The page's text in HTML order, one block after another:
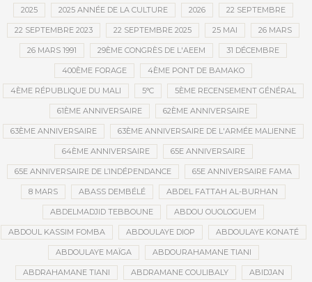
2025 2025 ANNÉE DE LA CULTURE 2026 22 SEPTEMBRE
22 SEPTEMBRE 2023 22 SEPTEMBRE 2025 25 MAI 26 MARS
26 MARS 1991 29ÈME CONGRÈS DE L'AEEM 31 DÉCEMBRE
400ÈME FORAGE 4ÈME PONT DE BAMAKO
4ÈME RÉPUBLIQUE DU MALI 5°C 5ÈME RECENSEMENT GÉNÉRAL
61ÈME ANNIVERSAIRE 62ÈME ANNIVERSAIRE
63ÈME ANNIVERSAIRE 63ÈME ANNIVERSAIRE DE L'ARMÉE MALIENNE
64ÈME ANNIVERSAIRE 65E ANNIVERSAIRE
65E ANNIVERSAIRE DE L’INDÉPENDANCE 65E ANNIVERSAIRE FAMA
8 MARS ABASS DEMBÉLÉ ABDEL FATTAH AL-BURHAN
ABDELMADJID TEBBOUNE ABDOU OUOLOGUEM
ABDOUL KASSIM FOMBA ABDOULAYE DIOP ABDOULAYE KONATÉ
ABDOULAYE MAÏGA ABDOURAHAMANE TIANI
ABDRAHAMANE TIANI ABDRAMANE COULIBALY ABIDJAN